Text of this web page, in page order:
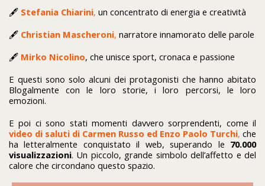
🖋️ Stefania Chiarini, un concentrato di energia e creatività
🖋️ Christian Mascheroni, narratore innamorato delle parole
🖋️ Mirko Nicolino, che unisce sport, cronaca e passione
E questi sono solo alcuni dei protagonisti che hanno abitato
Blogalmente con le loro storie, i loro percorsi, le loro
emozioni.
E poi ci sono stati momenti davvero sorprendenti, come il
video di saluti di Carmen Russo ed Enzo Paolo Turchi, che
ha letteralmente conquistato il web, superando le 70.000
visualizzazioni. Un piccolo, grande simbolo dell’affetto e del
calore che circondano questo spazio.